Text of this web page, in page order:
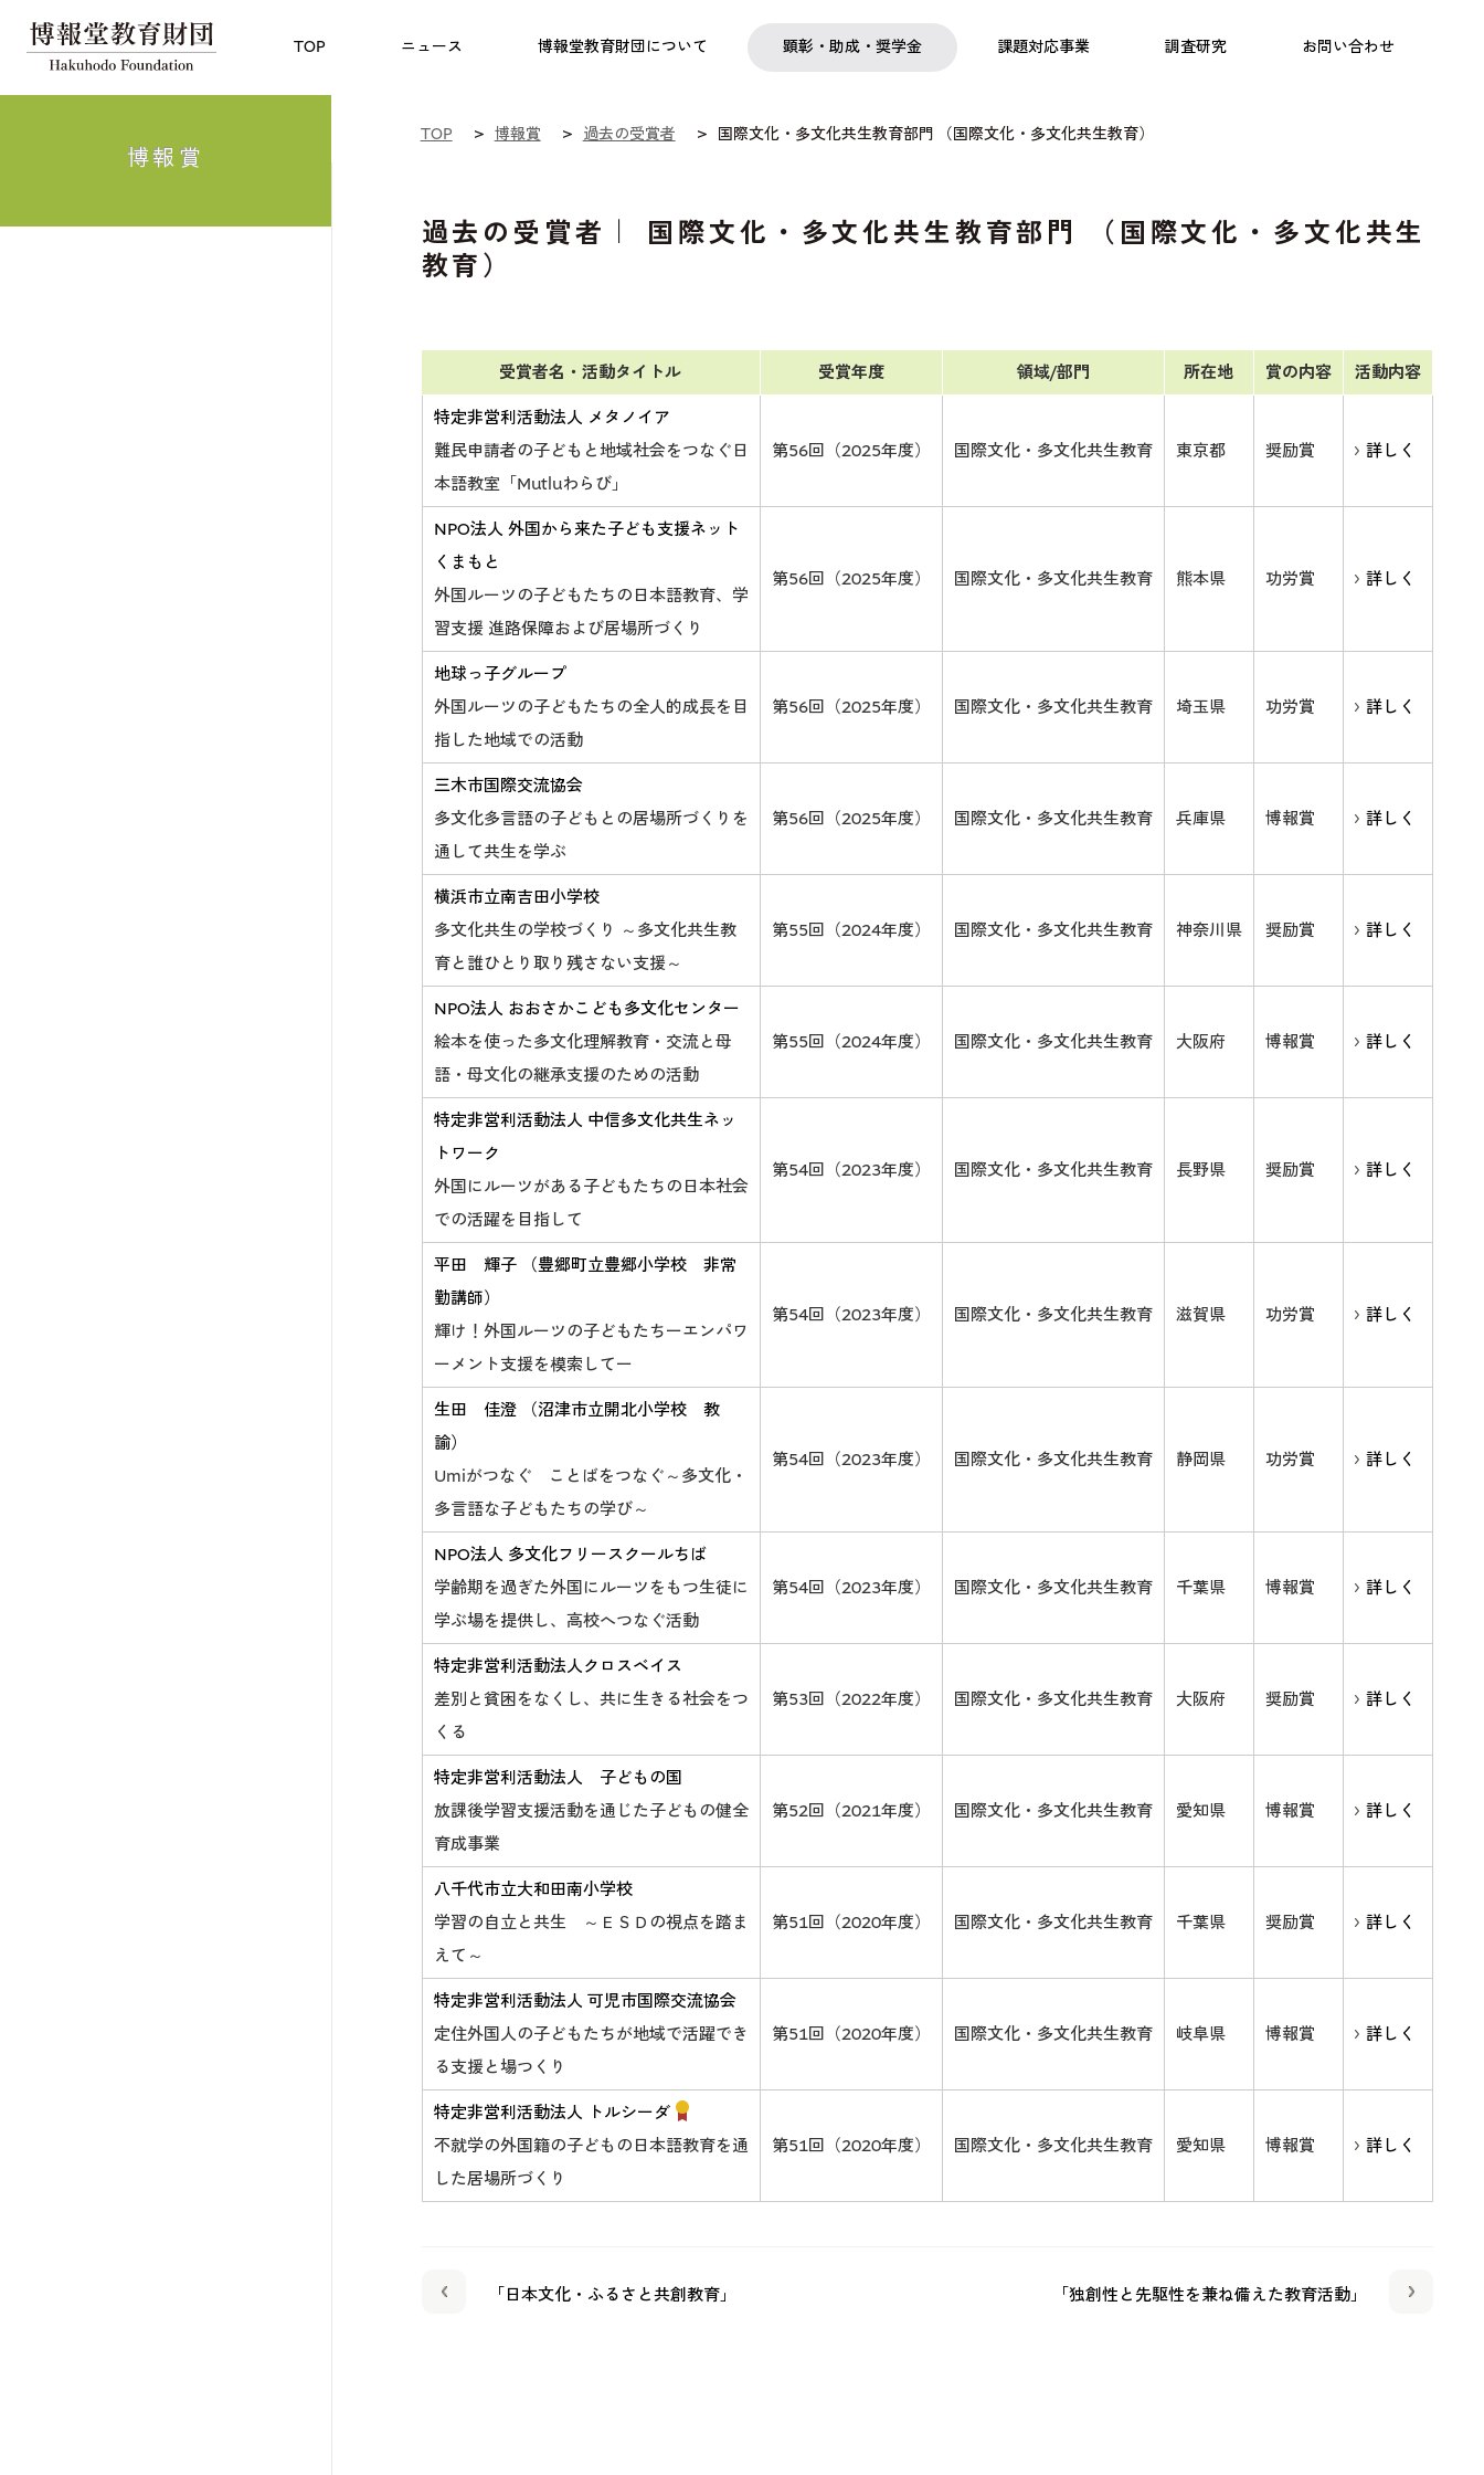
TOP ニュース 博報堂教育財団について 顕彰・助成・奨学金 課題対応事業 調査研究 お問い合わせ
についての研究助成 奨学金 フェローシップ
日本語交流
プログラム 社会啓発事業 プログラム こども研究所
博報賞
TOP 博報賞 過去の受賞者 国際文化・多文化共生教育部門 （国際文化・多文化共生教育）
過去の受賞者｜ 国際文化・多文化共生教育部門 （国際文化・多文化共生
教育）
受賞者名・活動タイトル 受賞年度 領域/部門 所在地 賞の内容 活動内容
特定非営利活動法人 メタノイア
難民申請者の子どもと地域社会をつなぐ日
本語教室「Mutluわらび」
第56回（2025年度） 国際文化・多文化共生教育 東京都 奨励賞 詳しく
NPO法人 外国から来た子ども支援ネット
くまもと
外国ルーツの子どもたちの日本語教育、学
習支援 進路保障および居場所づくり
第56回（2025年度） 国際文化・多文化共生教育 熊本県 功労賞 詳しく
地球っ子グループ
外国ルーツの子どもたちの全人的成長を目
指した地域での活動
第56回（2025年度） 国際文化・多文化共生教育 埼玉県 功労賞 詳しく
三木市国際交流協会
多文化多言語の子どもとの居場所づくりを
通して共生を学ぶ
第56回（2025年度） 国際文化・多文化共生教育 兵庫県 博報賞 詳しく
横浜市立南吉田小学校
多文化共生の学校づくり ～多文化共生教
育と誰ひとり取り残さない支援～
第55回（2024年度） 国際文化・多文化共生教育 神奈川県 奨励賞 詳しく
NPO法人 おおさかこども多文化センター
絵本を使った多文化理解教育・交流と母
語・母文化の継承支援のための活動
第55回（2024年度） 国際文化・多文化共生教育 大阪府 博報賞 詳しく
特定非営利活動法人 中信多文化共生ネッ
トワーク
外国にルーツがある子どもたちの日本社会
での活躍を目指して
第54回（2023年度） 国際文化・多文化共生教育 長野県 奨励賞 詳しく
平田 輝子 （豊郷町立豊郷小学校 非常
勤講師）
輝け！外国ルーツの子どもたちーエンパワ
ーメント支援を模索してー
第54回（2023年度） 国際文化・多文化共生教育 滋賀県 功労賞 詳しく
生田 佳澄 （沼津市立開北小学校 教
諭）
Umiがつなぐ ことばをつなぐ～多文化・
多言語な子どもたちの学び～
第54回（2023年度） 国際文化・多文化共生教育 静岡県 功労賞 詳しく
NPO法人 多文化フリースクールちば
学齢期を過ぎた外国にルーツをもつ生徒に
学ぶ場を提供し、高校へつなぐ活動
第54回（2023年度） 国際文化・多文化共生教育 千葉県 博報賞 詳しく
特定非営利活動法人クロスベイス
差別と貧困をなくし、共に生きる社会をつ
くる
第53回（2022年度） 国際文化・多文化共生教育 大阪府 奨励賞 詳しく
特定非営利活動法人 子どもの国
放課後学習支援活動を通じた子どもの健全
育成事業
第52回（2021年度） 国際文化・多文化共生教育 愛知県 博報賞 詳しく
八千代市立大和田南小学校
学習の自立と共生 ～ＥＳＤの視点を踏ま
えて～
第51回（2020年度） 国際文化・多文化共生教育 千葉県 奨励賞 詳しく
特定非営利活動法人 可児市国際交流協会
定住外国人の子どもたちが地域で活躍でき
る支援と場つくり
第51回（2020年度） 国際文化・多文化共生教育 岐阜県 博報賞 詳しく
特定非営利活動法人 トルシーダ
不就学の外国籍の子どもの日本語教育を通
した居場所づくり
第51回（2020年度） 国際文化・多文化共生教育 愛知県 博報賞 詳しく
「日本文化・ふるさと共創教育」 「独創性と先駆性を兼ね備えた教育活動」